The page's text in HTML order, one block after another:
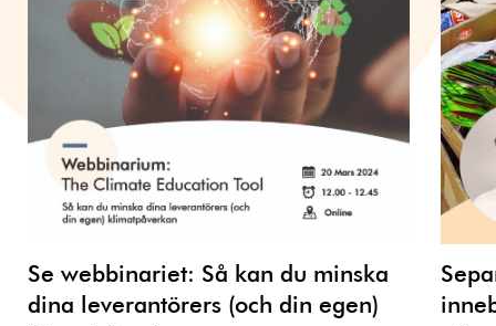
Se webbinariet: Så kan du minska
dina leverantörers (och din egen)